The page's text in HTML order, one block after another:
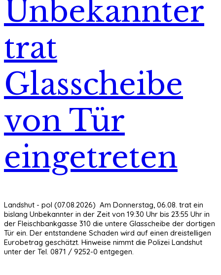
Unbekannter
trat
Glasscheibe
von Tür
eingetreten
Landshut - pol (07.08.2026) Am Donnerstag, 06.08. trat ein
bislang Unbekannter in der Zeit von 19:30 Uhr bis 23:55 Uhr in
der Fleischbankgasse 310 die untere Glasscheibe der dortigen
Tür ein. Der entstandene Schaden wird auf einen dreistelligen
Eurobetrag geschätzt. Hinweise nimmt die Polizei Landshut
unter der Tel. 0871 / 9252-0 entgegen.